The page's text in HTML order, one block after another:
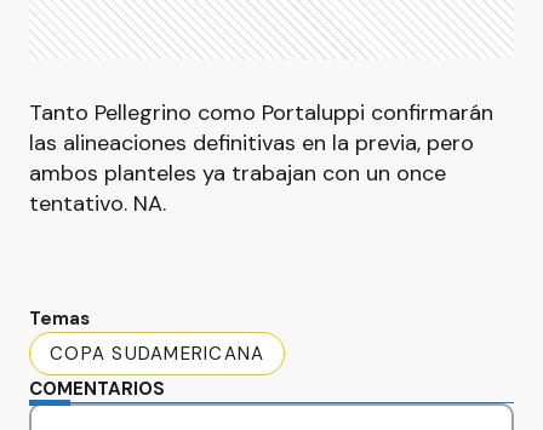
Tanto Pellegrino como Portaluppi confirmarán
las alineaciones definitivas en la previa, pero
ambos planteles ya trabajan con un once
tentativo. NA.
Temas
COPA SUDAMERICANA
COMENTARIOS